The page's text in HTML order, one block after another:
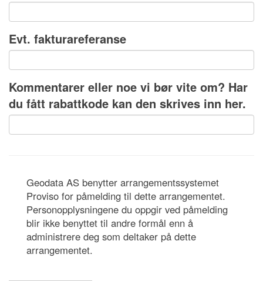
Evt. fakturareferanse
Kommentarer eller noe vi bør vite om? Har
du fått rabattkode kan den skrives inn her.
Geodata AS benytter arrangementssystemet
Proviso for påmelding til dette arrangementet.
Personopplysningene du oppgir ved påmelding
blir ikke benyttet til andre formål enn å
administrere deg som deltaker på dette
arrangementet.